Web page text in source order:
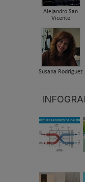
Alejandro San
Vicente
Susana Rodriguez